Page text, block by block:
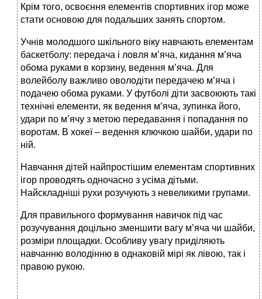
Крім того, освоєння елементів спортивних ігор може
стати основою для подальших занять спортом.
Учнів молодшого шкільного віку навчають елементам
баскетболу: передача і ловля м’яча, кидання м’яча
обома руками в корзину, ведення м’яча. Для
волейболу важливо оволодіти передачею м’яча і
подачею обома руками. У футболі діти засвоюють такі
технічні елементи, як ведення м’яча, зупинка його,
удари по м’ячу з метою передавання і попадання по
воротам. В хокеї – ведення ключкою шайби, удари по
ній.
Навчання дітей найпростішим елементам спортивних
ігор проводять одночасно з усіма дітьми.
Найскладніші рухи розучують з невеликими групами.
Для правильного формування навичок під час
розучування доцільно зменшити вагу м’яча чи шайби,
розміри площадки. Особливу увагу приділяють
навчанню володінню в однаковій мірі як лівою, так і
правою рукою.